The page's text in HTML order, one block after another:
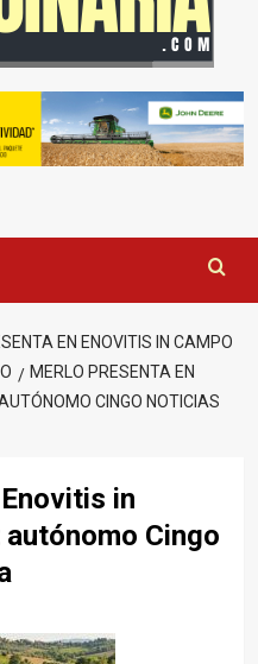
EN ENOVITIS IN CAMPO
MERLO PRESENTA EN
CINGO NOTICIAS
in
Cingo